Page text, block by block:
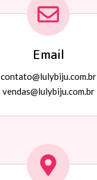
Email
contato@lulybiju.com.br
vendas@lulybiju.com.br